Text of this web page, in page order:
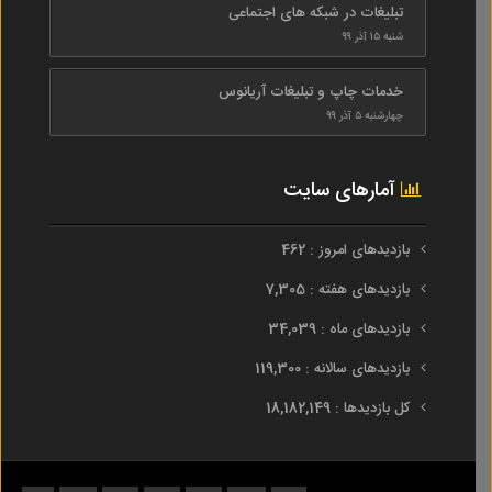
تبلیغات در شبکه های اجتماعی
شنبه ۱۵ آذر ۹۹
خدمات چاپ و تبلیغات آریانوس
چهارشنبه ۵ آذر ۹۹
آمارهای سایت
بازدیدهای امروز : 462
بازدیدهای هفته : 7,305
بازدیدهای ماه : 34,039
بازدیدهای سالانه : 119,300
کل بازدیدها : 18,182,149